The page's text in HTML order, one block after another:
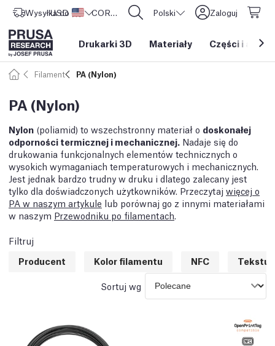
Wysyłka do Stany Zjednoczone
USD ($) CORE One L: Już w sprzedaży! Polski Zaloguj
Drukarki 3D Materiały Części i
Filament PA (Nylon)
PA (Nylon)
Nylon (poliamid) to wszechstronny materiał o doskonałej
odporności termicznej i mechanicznej. Nadaje się do
drukowania funkcjonalnych elementów technicznych o
wysokich wymaganiach temperaturowych i mechanicznych.
Jest jednak bardzo trudny w druku i dlatego zalecany jest
tylko dla doświadczonych użytkowników. Przeczytaj więcej o
PA w naszym artykule lub porównaj go z innymi materiałami
w naszym Przewodniku po filamentach
Filtruj
Producent
Kolor filamentu NFC
Sortuj wg